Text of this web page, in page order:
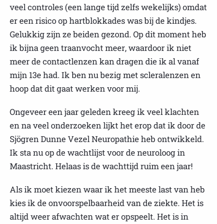
veel controles (een lange tijd zelfs wekelijks) omdat
er een risico op hartblokkades was bij de kindjes.
Gelukkig zijn ze beiden gezond. Op dit moment heb
ik bijna geen traanvocht meer, waardoor ik niet
meer de contactlenzen kan dragen die ik al vanaf
mijn 13e had. Ik ben nu bezig met scleralenzen en
hoop dat dit gaat werken voor mij.
Ongeveer een jaar geleden kreeg ik veel klachten
en na veel onderzoeken lijkt het erop dat ik door de
Sjögren Dunne Vezel Neuropathie heb ontwikkeld.
Ik sta nu op de wachtlijst voor de neuroloog in
Maastricht. Helaas is de wachttijd ruim een jaar!
Als ik moet kiezen waar ik het meeste last van heb
kies ik de onvoorspelbaarheid van de ziekte. Het is
altijd weer afwachten wat er opspeelt. Het is in